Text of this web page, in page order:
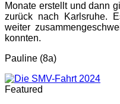
Monate erstellt und dann
zurück nach Karlsruhe.
weiter
konnten.
Pauline (8a)
Featured